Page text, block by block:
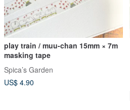
play train / muu-chan 15mm × 7m
masking tape
Spica’s Garden
US$ 4.90